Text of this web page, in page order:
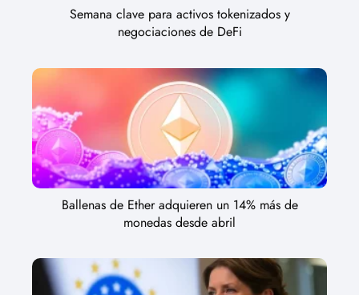
Semana clave para activos tokenizados y
negociaciones de DeFi
Ballenas de Ether adquieren un 14% más de
monedas desde abril